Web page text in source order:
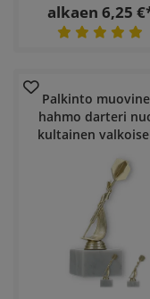
alkaen 6,25
Palkinto
hahmo darteri
kultainen